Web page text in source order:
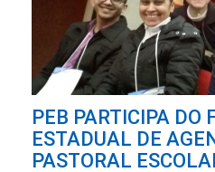
PEB PARTICIPA DO
ESTADUAL DE
PASTORAL